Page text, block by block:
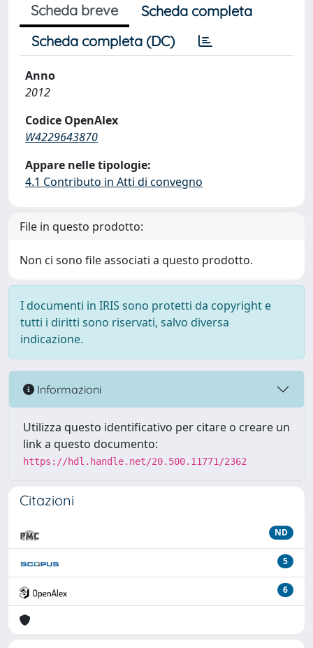
Scheda breve
Scheda completa
Scheda completa (DC)
Anno
2012
Codice OpenAlex
W4229643870
Appare nelle tipologie:
4.1 Contributo in Atti di convegno
File in questo prodotto:
Non ci sono file associati a questo prodotto.
I documenti in IRIS sono protetti da copyright e
tutti i diritti sono riservati, salvo diversa
indicazione.
Informazioni
Utilizza questo identificativo per citare o creare un
link a questo documento:
https://hdl.handle.net/20.500.11771/2362
Citazioni
ND
5
6